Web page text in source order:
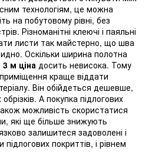
технологіям, це можна
на побутовому рівні, без
Різноманітні клеючі і паяльні
листи так майстерно, що шва
Оскільки ширина полотна
м ціна досить невисока. Тому
краще віддати
Він обійдеться дешевше,
А покупка підлогових
можливість скористатися
які ще більше знижують
залишитеся задоволені і
покриттів, і рівнем